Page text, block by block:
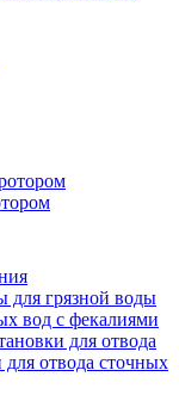
для грязной воды
вод c фекалиями
для отвода
для отвода сточных